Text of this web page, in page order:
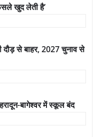
खुद लेती है’
दौड़ से बाहर, 2027 चुनाव से
बागेश्वर में स्कूल बंद